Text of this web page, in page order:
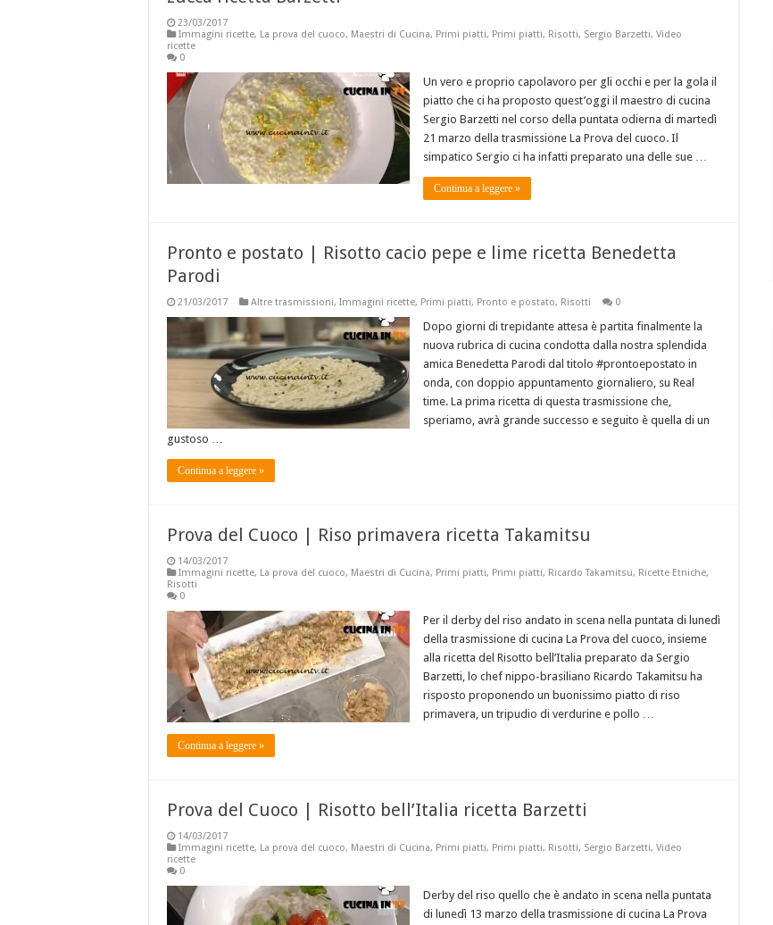
23/03/2017
Immagini ricette, La prova del cuoco, Maestri di Cucina, Primi piatti, Primi piatti, Risotti, Sergio Barzetti, Video
ricette
0
Un vero e proprio capolavoro per gli occhi e per la gola il
piatto che ci ha proposto quest’oggi il maestro di cucina
Sergio Barzetti nel corso della puntata odierna di martedì
21 marzo della trasmissione La Prova del cuoco. Il
simpatico Sergio ci ha infatti preparato una delle sue …
Continua a leggere »
Pronto e postato | Risotto cacio pepe e lime ricetta Benedetta
Parodi
21/03/2017 Altre trasmissioni, Immagini ricette, Primi piatti, Pronto e postato, Risotti 0
Dopo giorni di trepidante attesa è partita finalmente la
nuova rubrica di cucina condotta dalla nostra splendida
amica Benedetta Parodi dal titolo #prontoepostato in
onda, con doppio appuntamento giornaliero, su Real
time. La prima ricetta di questa trasmissione che,
speriamo, avrà grande successo e seguito è quella di un
gustoso …
Continua a leggere »
Prova del Cuoco | Riso primavera ricetta Takamitsu
14/03/2017
Immagini ricette, La prova del cuoco, Maestri di Cucina, Primi piatti, Primi piatti, Ricardo Takamitsu, Ricette Etniche,
Risotti
0
Per il derby del riso andato in scena nella puntata di lunedì
della trasmissione di cucina La Prova del cuoco, insieme
alla ricetta del Risotto bell’Italia preparato da Sergio
Barzetti, lo chef nippo-brasiliano Ricardo Takamitsu ha
risposto proponendo un buonissimo piatto di riso
primavera, un tripudio di verdurine e pollo …
Continua a leggere »
Prova del Cuoco | Risotto bell’Italia ricetta Barzetti
14/03/2017
Immagini ricette, La prova del cuoco, Maestri di Cucina, Primi piatti, Primi piatti, Risotti, Sergio Barzetti, Video
ricette
0
Derby del riso quello che è andato in scena nella puntata
di lunedì 13 marzo della trasmissione di cucina La Prova